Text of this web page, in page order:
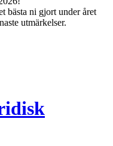
bästa ni gjort under året
utmärkelser.